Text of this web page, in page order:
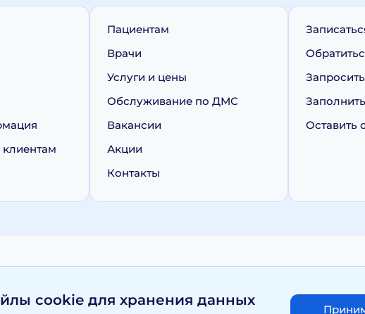
Пациентам
Врачи
Услуги и цены
Обслуживание по ДМС
Вакансии
Акции
Контакты
Оставить
cookie для хранения данных